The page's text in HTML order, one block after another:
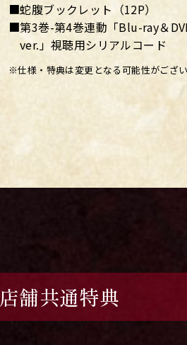
■蛇腹ブックレット（12P）
■第3巻-第4巻連動「Blu-ray＆
ver.」視聴用シリアルコード
※仕様・特典は変更となる可能性がござい
店舗共通特典